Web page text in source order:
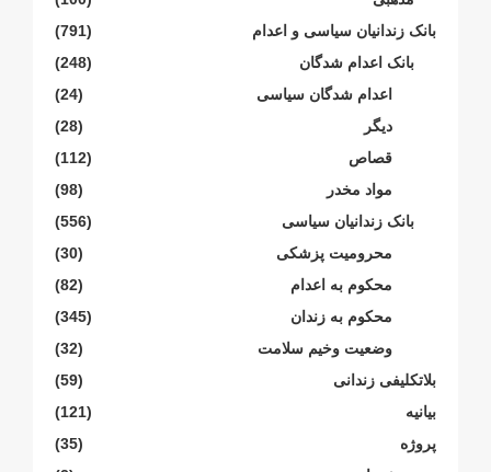
بانک زندانیان سیاسی و اعدام
(791)
بانک اعدام شدگان
(248)
اعدام شدگان سیاسی
(24)
دیگر
(28)
قصاص
(112)
مواد مخدر
(98)
بانک زندانیان سیاسی
(556)
محرومیت پزشکی
(30)
محکوم بە اعدام
(82)
محکوم بە زندان
(345)
وضعیت وخیم سلامت
(32)
بلاتکلیفی زندانی
(59)
بیانیە
(121)
پروژە
(35)